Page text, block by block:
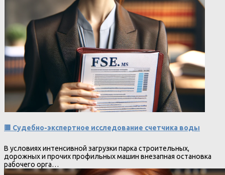
🟥 Судебно-экспертное исследование счетчика воды
В условиях интенсивной загрузки парка строительных,
дорожных и прочих профильных машин внезапная остановка
рабочего орга…